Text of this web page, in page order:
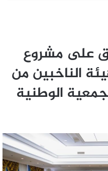
على مشروع
الناخبين من
الوطنية